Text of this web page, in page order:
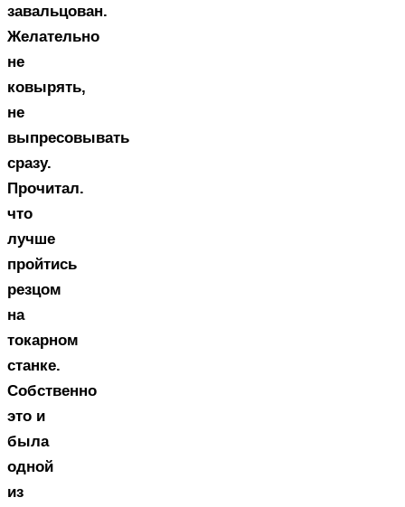
завальцован.
Желательно
не
ковырять,
не
выпресовывать
сразу.
Прочитал.
что
лучше
пройтись
резцом
на
токарном
станке.
Собственно
это и
была
одной
из